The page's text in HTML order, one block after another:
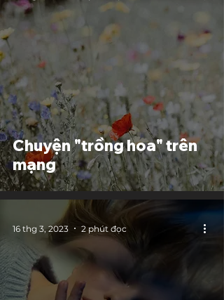
Chuyện "trồng hoa" trên
mạng
16 thg 3, 2023 2 phút đọc